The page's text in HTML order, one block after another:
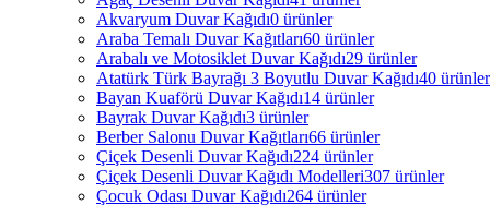
Akvaryum Duvar Kağıdı0 ürünler
Araba Temalı Duvar Kağıtları60 ürünler
Arabalı ve Motosiklet Duvar Kağıdı29 ürünler
Atatürk Türk Bayrağı 3 Boyutlu Duvar Kağıdı40 ürünler
Bayan Kuaförü Duvar Kağıdı14 ürünler
Bayrak Duvar Kağıdı3 ürünler
Berber Salonu Duvar Kağıtları66 ürünler
Çiçek Desenli Duvar Kağıdı224 ürünler
Çiçek Desenli Duvar Kağıdı Modelleri307 ürünler
Çocuk Odası Duvar Kağıdı264 ürünler